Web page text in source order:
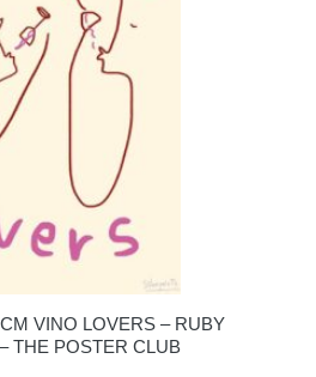
VINO LOVERS – RUBY
THE POSTER CLUB